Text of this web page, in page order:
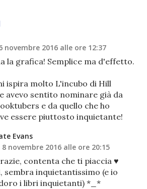
novembre 2016 alle ore 12:37
la grafica! Semplice ma d'effetto.
ispira molto L'incubo di Hill
avevo sentito nominare già da
e da quello che ho
essere piuttosto inquietante!
Evans
8 novembre 2016 alle ore 20:15
contenta che ti piaccia ♥
sembra inquietantissimo (e io
i libri inquietanti) *_*